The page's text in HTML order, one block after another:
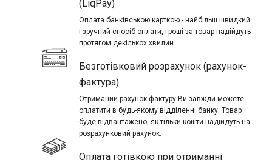
(LiqPay)
Оплата банківською карткою - найбільш швидкий
і зручний спосіб оплати, гроші за товар надійдуть
протягом декількох хвилин.
Безготівковий розрахунок (рахунок-
фактура)
Отриманий рахунок-фактуру Ви завжди можете
оплатити в будь-якому відділенні банку. Товар
буде відвантажено, як тільки кошти надійдуть на
розрахунковий рахунок.
Оплата готівкою при отриманні